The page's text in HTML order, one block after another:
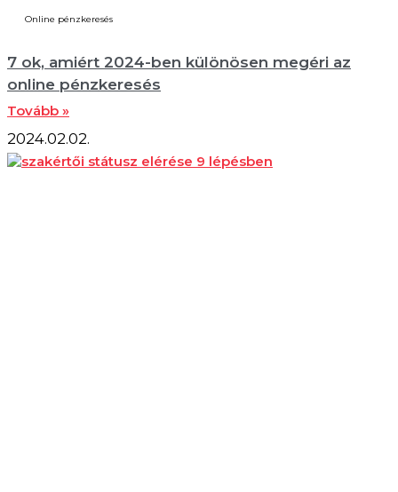
Online pénzkeresés
7 ok, amiért 2024-ben különösen megéri az
online pénzkeresés
Tovább »
2024.02.02.